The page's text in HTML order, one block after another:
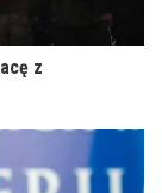
z